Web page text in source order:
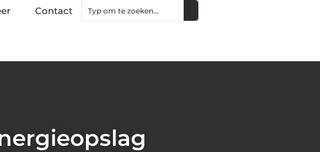
Contact